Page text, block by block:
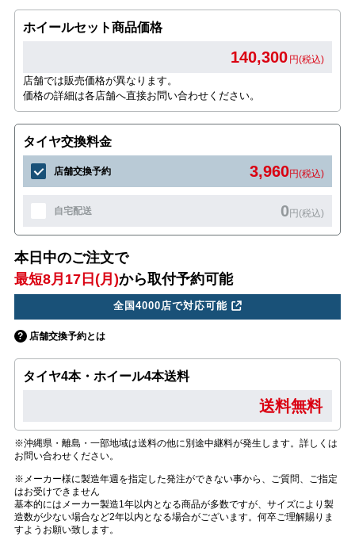
ホイールセット商品価格
140,300 円(税込)
店舗では販売価格が異なります。
価格の詳細は各店舗へ直接お問い合わせください。
タイヤ交換料金
店舗交換予約 3,960円(税込)
自宅配送 0円(税込)
本日中のご注文で
最短8月17日(月)から取付予約可能
全国4000店で対応可能
店舗交換予約とは
タイヤ4本・ホイール4本送料
送料無料
※沖縄県・離島・一部地域は送料の他に別途中継料が発生します。詳しくは
お問い合わせください。
※メーカー様に製造年週を指定した発注ができない事から、ご質問、ご指定
はお受けできません
基本的にはメーカー製造1年以内となる商品が多数ですが、サイズにより製
造数が少ない場合など2年以内となる場合がございます。何卒ご理解賜りま
すようお願い致します。